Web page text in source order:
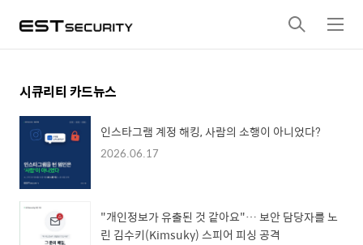
검
색
메
뉴
시큐리티 카드뉴스
인스타그램 계정 해킹, 사람의 소행이 아니었다?
2026.06.17
"개인정보가 유출된 것 같아요"… 보안 담당자를 노
린 김수키(Kimsuky) 스피어 피싱 공격